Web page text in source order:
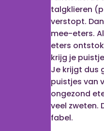
talgklieren
verstopt.
mee-eters.
eters
krijg je
Je krijgt dus
puistjes van
ongezond
veel zweten.
fabel.